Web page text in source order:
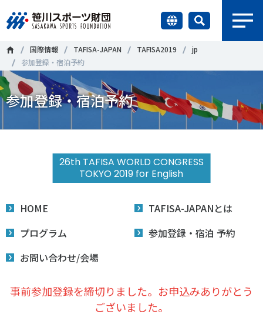
財団情報
研究員紹介
社会づくり
お問い合わせ・お申し込み
＃誰が子どものスポーツをささえるのか ＃部活動
＃アクティブなまちづくり ＃日本人の身体活動と健康寿命
＃障害者スポーツ ＃スポーツ基本計画 ＃競技人口
＃高齢者スポーツ ＃差別とダイバーシティ
調査・研究
スポーツ白書
国際情報 TAFISA-JAPAN TAFISA2019
jp
参加登録・宿泊予約
参加登録・宿泊予約
26th TAFISA WORLD CONGRESS
TOKYO 2019 for English
HOME
TAFISA-JAPANとは
プログラム
参加登録・宿泊 予約
お問い合わせ/会場
事前参加登録を締切りました。お申込みありがとう
ございました。